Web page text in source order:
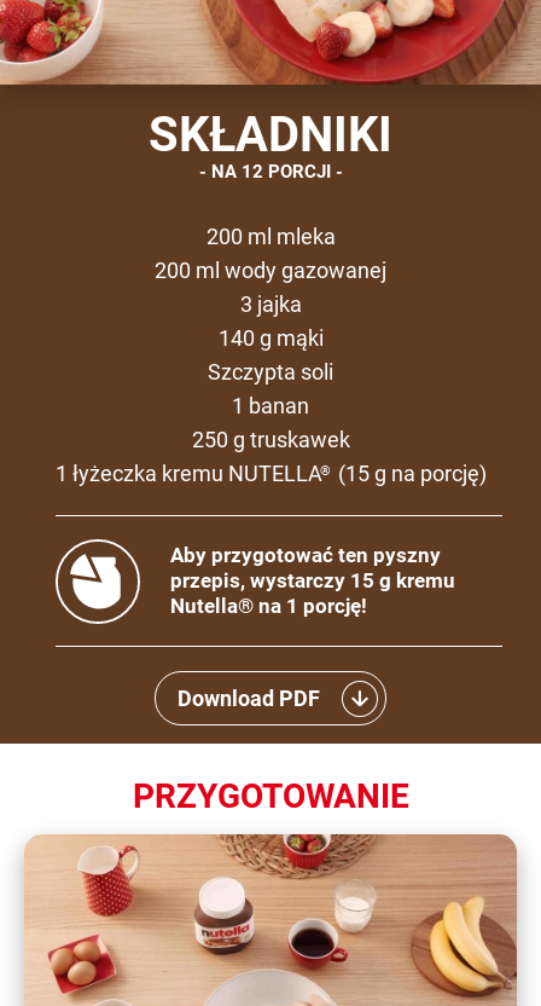
SKŁADNIKI
NA 12 PORCJI
200 ml mleka
200 ml wody gazowanej
3 jajka
140 g mąki
Szczypta soli
1 banan
250 g truskawek
1 łyżeczka kremu NUTELLA® (15 g na porcję)
Aby przygotować ten pyszny
przepis, wystarczy 15 g kremu
Nutella® na 1 porcję!
Download PDF
PRZYGOTOWANIE